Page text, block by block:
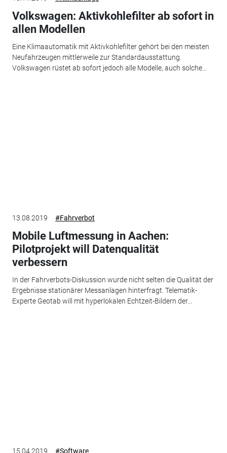
Volkswagen: Aktivkohlefilter ab sofort in
allen Modellen
Eine Klimaautomatik mit Aktivkohlefilter gehört bei den meisten
Neufahrzeugen mittlerweile zur Standardausstattung.
Volkswagen rüstet ab sofort jedoch alle Modelle, auch solche...
13.08.2019 #Fahrverbot
Mobile Luftmessung in Aachen:
Pilotprojekt will Datenqualität
verbessern
In der Fahrverbots-Diskussion wurde nicht selten die Qualität der
Ergebnisse stationärer Messanlagen hinterfragt. Telematik-
Experte Geotab will mit hyperlokalen Echtzeit-Bildern der...
15.04.2019 #Software